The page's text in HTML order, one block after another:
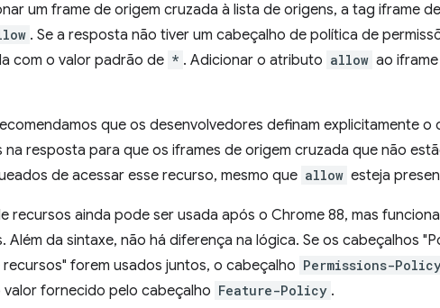
um frame de origem cruzada à lista de origens, a tag iframe
. Se a resposta não tiver um cabeçalho de política de
com o valor padrão de * . Adicionar o atributo allow ao
que os desenvolvedores definam explicitamente o
na resposta para que os iframes de origem cruzada que não
de acessar esse recurso, mesmo que allow esteja
recursos ainda pode ser usada após o Chrome 88, mas
Além da sintaxe, não há diferença na lógica. Se os cabeçalhos
recursos" forem usados juntos, o cabeçalho Permissions-
fornecido pelo cabeçalho Feature-Policy .